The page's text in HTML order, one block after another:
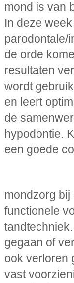
mond is van
In deze
parodontale/
de orde
resultaten
wordt
en leert
de
hypodontie.
een goede
mondzorg
functionele
gegaan of
ook verloren
vast